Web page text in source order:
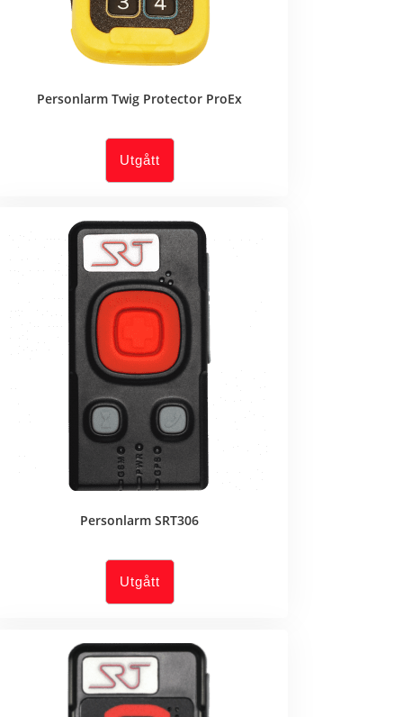
Personlarm Twig Protector ProEx
Utgått
Personlarm SRT306
Utgått